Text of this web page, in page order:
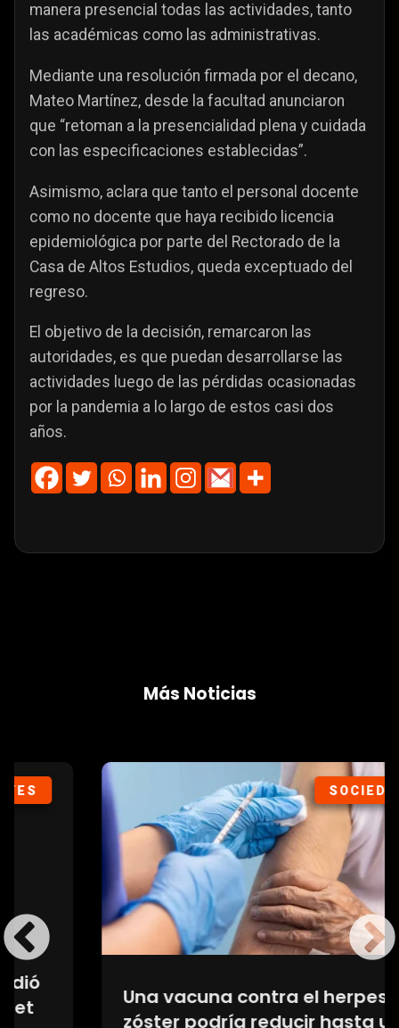
manera presencial todas las actividades, tanto
las académicas como las administrativas.
Mediante una resolución firmada por el decano,
Mateo Martínez, desde la facultad anunciaron
que “retoman a la presencialidad plena y cuidada
con las especificaciones establecidas”.
Asimismo, aclara que tanto el personal docente
como no docente que haya recibido licencia
epidemiológica por parte del Rectorado de la
Casa de Altos Estudios, queda exceptuado del
regreso.
El objetivo de la decisión, remarcaron las
autoridades, es que puedan desarrollarse las
actividades luego de las pérdidas ocasionadas
por la pandemia a lo largo de estos casi dos
años.
Más Noticias
SOCIEDAD
Una vacuna contra el herpes
zóster podría reducir hasta un